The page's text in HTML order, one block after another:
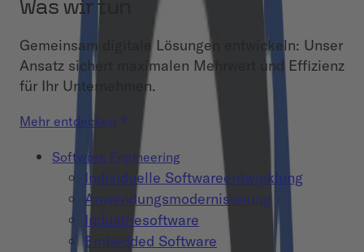
Was wir tun
Gemeinsam digitale Lösungen entwickeln: Unser
Ansatz sichert maximalen Mehrwert und Effizienz
für Ihr Unternehmen.
Mehr entdecken
Software Engineering
Individuelle Softwareentwicklung
Anwendungsmodernisierung
Industriesoftware
Embedded Software